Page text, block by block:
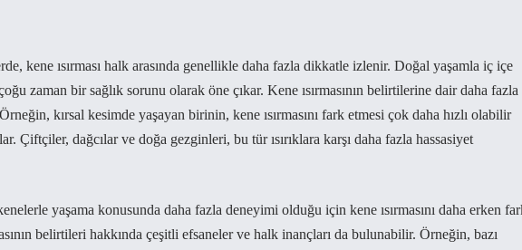
kene ısırması halk arasında genellikle daha fazla dikkatle izlenir. Doğal yaşamla iç içe
zaman bir sağlık sorunu olarak öne çıkar. Kene ısırmasının belirtilerine dair daha fazla
kırsal kesimde yaşayan birinin, kene ısırmasını fark etmesi çok daha hızlı olabilir
Çiftçiler, dağcılar ve doğa gezginleri, bu tür ısırıklara karşı daha fazla hassasiyet
yaşama konusunda daha fazla deneyimi olduğu için kene ısırmasını daha erken
belirtileri hakkında çeşitli efsaneler ve halk inançları da bulunabilir. Örneğin, bazı